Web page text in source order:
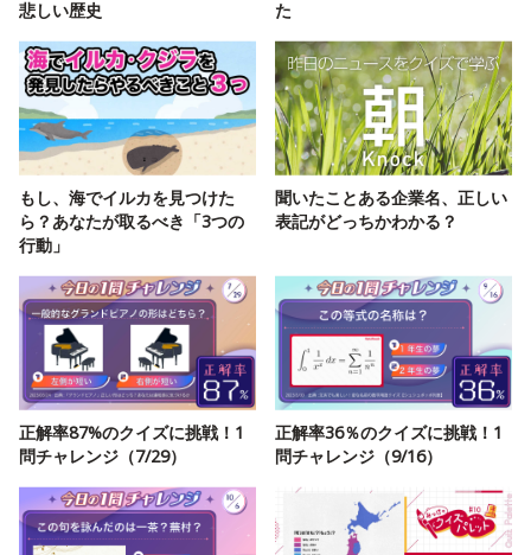
悲しい歴史
た
もし、海でイルカを見つけた
ら？あなたが取るべき「3つの
行動」
聞いたことある企業名、正しい
表記がどっちかわかる？
正解率87%のクイズに挑戦！1
問チャレンジ（7/29）
正解率36％のクイズに挑戦！1
問チャレンジ（9/16）